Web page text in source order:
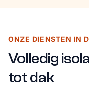
ONZE DIENSTEN IN
Volledig
tot dak